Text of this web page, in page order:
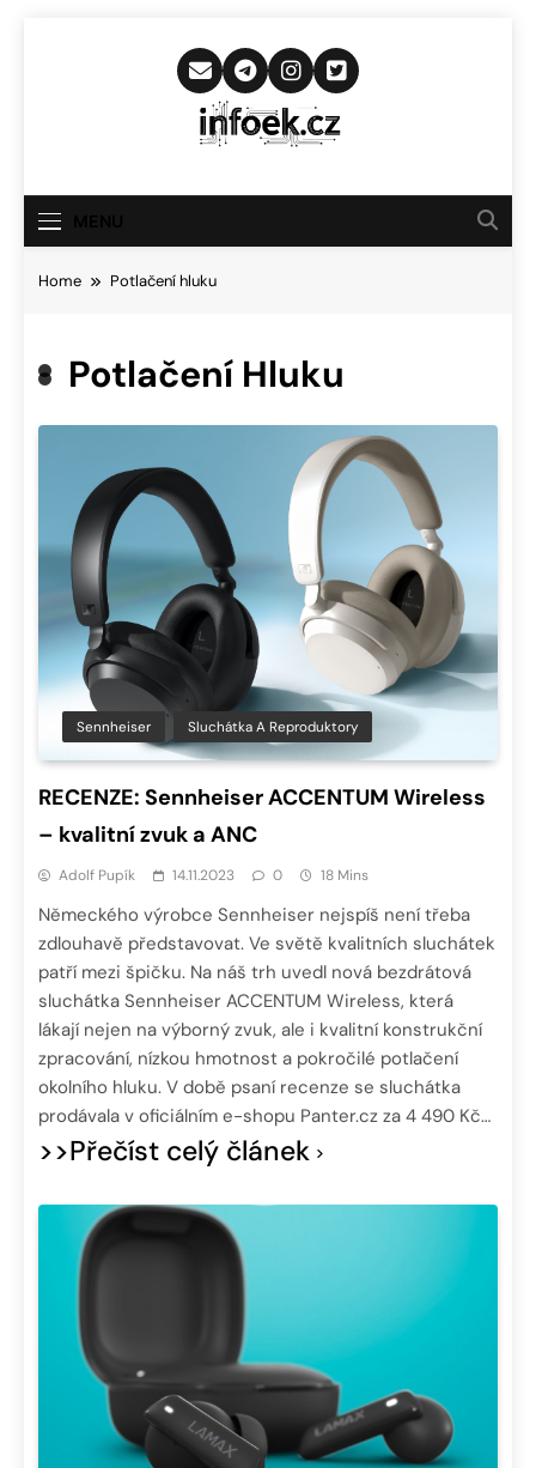
Infoek.cz
Novinkám
Home Potlačení hluku
Potlačení Hluku
Sennheiser Sluchátka A Reproduktory
RECENZE: Sennheiser ACCENTUM Wireless
– kvalitní zvuk a ANC
Adolf Pupík 14.11.2023 0 18 Mins
Německého výrobce Sennheiser nejspíš není třeba
zdlouhavě představovat. Ve světě kvalitních sluchátek
patří mezi špičku. Na náš trh uvedl nová bezdrátová
sluchátka Sennheiser ACCENTUM Wireless, která
lákají nejen na výborný zvuk, ale i kvalitní konstrukční
zpracování, nízkou hmotnost a pokročilé potlačení
okolního hluku. V době psaní recenze se sluchátka
prodávala v oficiálním e-shopu Panter.cz za 4 490 Kč…
>>Přečíst celý článek